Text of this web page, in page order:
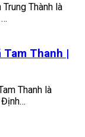
Thành là
Tam Thanh |
Thanh là
Định…